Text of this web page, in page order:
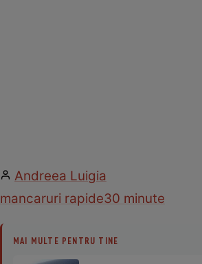
Andreea Luigia
mancaruri rapide30 minute
MAI MULTE PENTRU TINE